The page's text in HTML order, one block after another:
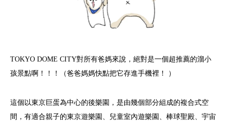
TOKYO DOME CITY對所有爸媽來說，絕對是一個超推薦的溜小
孩景點啊！！！（爸爸媽媽快點把它存進手機裡！ ）
這個以東京巨蛋為中心的後樂園，是由幾個部分組成的複合式空
間，有適合親子的東京遊樂園、兒童室內遊樂園、棒球聖殿、宇宙